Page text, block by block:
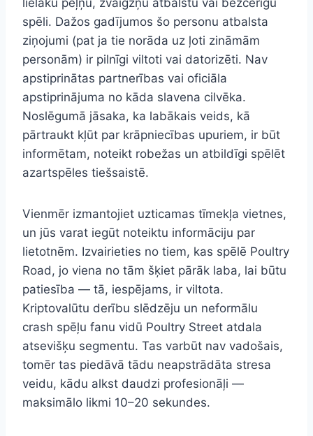
lielāku peļņu, zvaigžņu atbalstu vai bezcerīgu
spēli. Dažos gadījumos šo personu atbalsta
ziņojumi (pat ja tie norāda uz ļoti zināmām
personām) ir pilnīgi viltoti vai datorizēti. Nav
apstiprinātas partnerības vai oficiāla
apstiprinājuma no kāda slavena cilvēka.
Noslēgumā jāsaka, ka labākais veids, kā
pārtraukt kļūt par krāpniecības upuriem, ir būt
informētam, noteikt robežas un atbildīgi spēlēt
azartspēles tiešsaistē.
Vienmēr izmantojiet uzticamas tīmekļa vietnes,
un jūs varat iegūt noteiktu informāciju par
lietotnēm. Izvairieties no tiem, kas spēlē Poultry
Road, jo viena no tām šķiet pārāk laba, lai būtu
patiesība — tā, iespējams, ir viltota.
Kriptovalūtu derību slēdzēju un neformālu
crash spēļu fanu vidū Poultry Street atdala
atsevišķu segmentu. Tas varbūt nav vadošais,
tomēr tas piedāvā tādu neapstrādāta stresa
veidu, kādu alkst daudzi profesionāļi —
maksimālo likmi 10–20 sekundes.